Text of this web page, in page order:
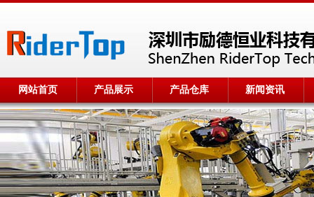
网站首页 产品展示 产品仓库 新闻资讯